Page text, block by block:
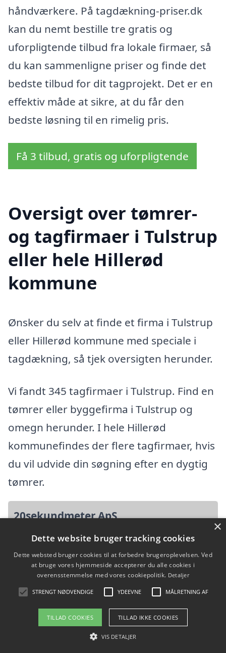
håndværkere. På tagdækning-priser.dk
kan du nemt bestille tre gratis og
uforpligtende tilbud fra lokale firmaer, så
du kan sammenligne priser og finde det
bedste tilbud for dit tagprojekt. Det er en
effektiv måde at sikre, at du får den
bedste løsning til en rimelig pris.
Få 3 tilbud, gratis og uforpligtende
Oversigt over tømrer-
og tagfirmaer i Tulstrup
eller hele Hillerød
kommune
Ønsker du selv at finde et firma i Tulstrup
eller Hillerød kommune med speciale i
tagdækning, så tjek oversigten herunder.
Vi fandt 345 tagfirmaer i Tulstrup. Find en
tømrer eller byggefirma i Tulstrup og
omegn herunder. I hele Hillerød
kommunefindes der flere tagfirmaer, hvis
du vil udvide din søgning efter en dygtig
tømrer.
20sekundmeter ApS
Ved Dammen 7, 3480 Fredensborg
Ansatte:
Startdato: 16. november 2020,
Virksomhedsform: Anpartsselskab
CVR: 41860189
×
Dette website bruger tracking cookies
Dette websted bruger cookies til at forbedre brugeroplevelsen. Ved
at bruge vores hjemmeside accepterer du alle cookies i
overensstemmelse med vores cookiepolitik. Detaljer
STRENGT NØDVENDIGE YDEEVNE MÅLRETNING AF
TILLAD COOKIES TILLAD IKKE COOKIES
VIS DETALJER